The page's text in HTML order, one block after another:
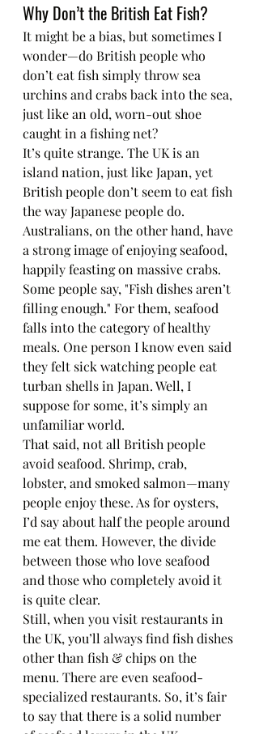
Why Don’t the British Eat Fish?
It might be a bias, but sometimes I
wonder—do British people who
don’t eat fish simply throw sea
urchins and crabs back into the sea,
just like an old, worn-out shoe
caught in a fishing net?
It’s quite strange. The UK is an
island nation, just like Japan, yet
British people don’t seem to eat fish
the way Japanese people do.
Australians, on the other hand, have
a strong image of enjoying seafood,
happily feasting on massive crabs.
Some people say, "Fish dishes aren’t
filling enough." For them, seafood
falls into the category of healthy
meals. One person I know even said
they felt sick watching people eat
turban shells in Japan. Well, I
suppose for some, it’s simply an
unfamiliar world.
That said, not all British people
avoid seafood. Shrimp, crab,
lobster, and smoked salmon—many
people enjoy these. As for oysters,
I’d say about half the people around
me eat them. However, the divide
between those who love seafood
and those who completely avoid it
is quite clear.
Still, when you visit restaurants in
the UK, you’ll always find fish dishes
other than fish & chips on the
menu. There are even seafood-
specialized restaurants. So, it’s fair
to say that there is a solid number